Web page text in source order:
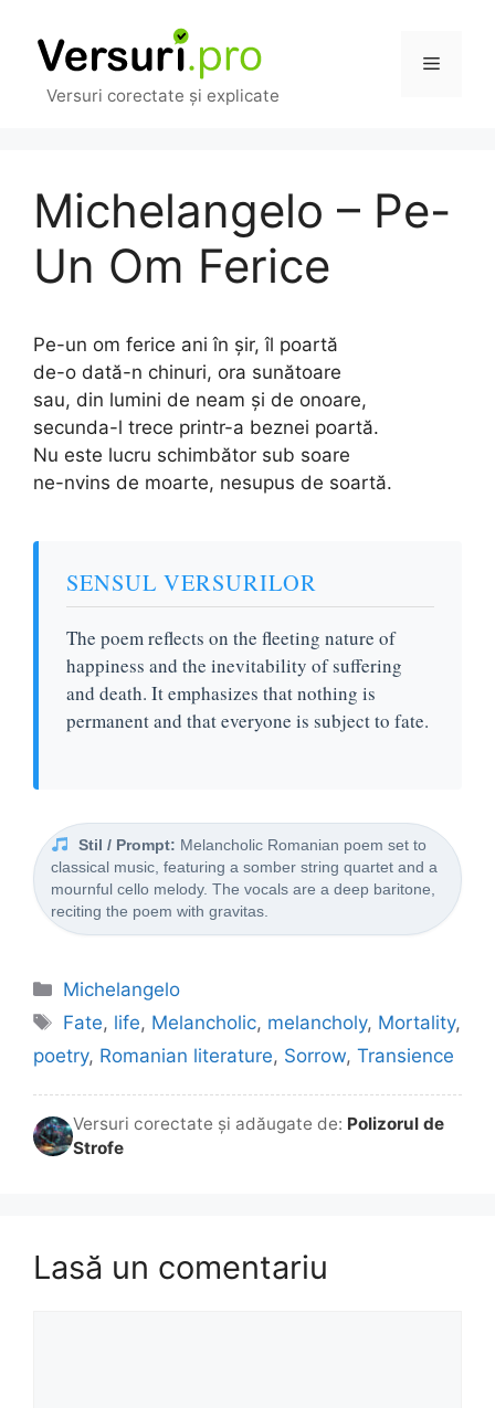
conținut
Versuri corectate și explicate
Meniu
Michelangelo – Pe-
Un Om Ferice
Pe-un om ferice ani în șir, îl poartă
de-o dată-n chinuri, ora sunătoare
sau, din lumini de neam și de onoare,
secunda-l trece printr-a beznei poartă.
Nu este lucru schimbător sub soare
ne-nvins de moarte, nesupus de soartă.
SENSUL VERSURILOR
The poem reflects on the fleeting nature of
happiness and the inevitability of suffering
and death. It emphasizes that nothing is
permanent and that everyone is subject to fate.
Stil / Prompt: Melancholic Romanian poem set to
classical music, featuring a somber string quartet and a
mournful cello melody. The vocals are a deep baritone,
reciting the poem with gravitas.
Categorii
Michelangelo
Etichete
Fate, life, Melancholic, melancholy, Mortality,
poetry, Romanian literature, Sorrow, Transience
Versuri corectate și adăugate de: Polizorul de
Strofe
Lasă un comentariu